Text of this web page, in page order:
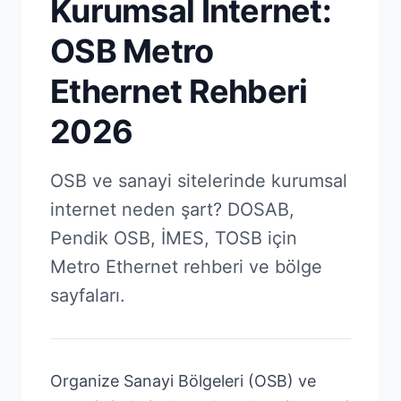
Kurumsal İnternet:
OSB Metro
Ethernet Rehberi
2026
OSB ve sanayi sitelerinde kurumsal
internet neden şart? DOSAB,
Pendik OSB, İMES, TOSB için
Metro Ethernet rehberi ve bölge
sayfaları.
Organize Sanayi Bölgeleri (OSB) ve